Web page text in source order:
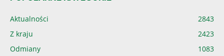
Aktualności
2843
Z kraju
2423
Odmiany
1083